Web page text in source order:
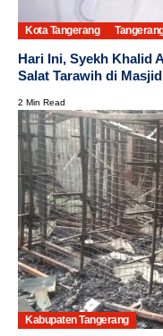
Kota Tangerang
Hari Ini, Syekh Khalid
Salat Tarawih di
2 Min Read
Kabupaten Tangerang